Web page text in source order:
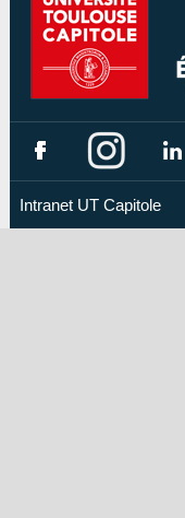
Intranet UT Capitole